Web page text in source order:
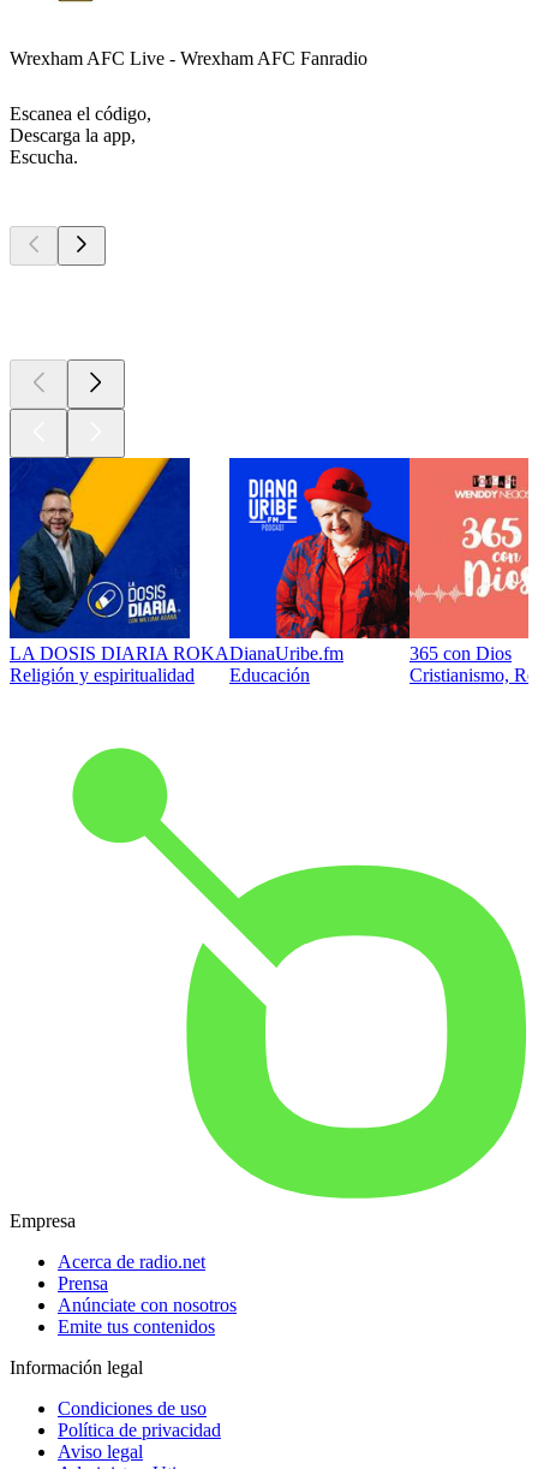
Wrexham AFC Live - Wrexham AFC Fanradio
Escanea el código,
Descarga la app,
Escucha.
LA DOSIS DIARIA ROKA
Religión y espiritualidad
DianaUribe.fm
Educación
365 con Dios
Cristianismo,
Empresa
Acerca de radio.net
Prensa
Anúnciate con nosotros
Emite tus contenidos
Información legal
Condiciones de uso
Política de privacidad
Aviso legal